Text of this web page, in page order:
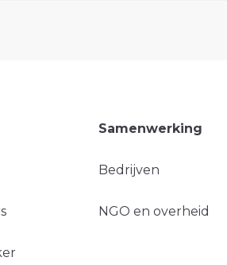
Samenwerking
Bedrijven
NGO en overheid